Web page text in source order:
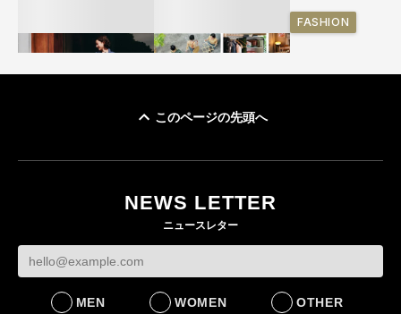
ケットなど7型を発売
をラインナップ
FASHION
このページの先頭へ
NEWS LETTER
ニュースレター
MEN WOMEN OTHER